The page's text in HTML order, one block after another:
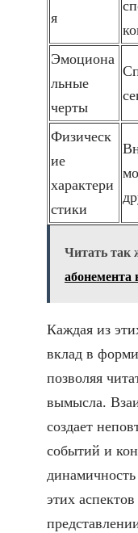
я
Эмоциона
льные
черты
Физическ
ие
характери
стики
Читать так
абонемента
Каждая из
вклад в
позволяя
вымысла.
создает
событий и
этих